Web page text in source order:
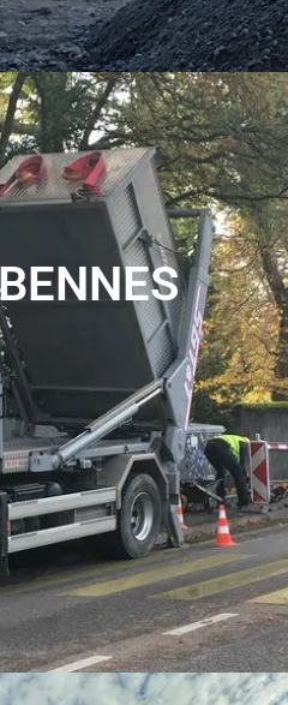
équipements polyvalents qui
le chargement de divers
pratique et efficace pour
de logistique.